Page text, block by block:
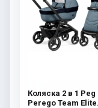
Коляска 2 в 1 Peg
Perego Team Elite